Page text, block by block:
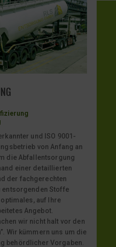
und ISO 9001-
von Anfang an
die Abfallentsorgung
einer detaillierten
der fachgerechten
Stoffe
auf Ihre
Angebot.
wir nicht halt vor den
Wir kümmern uns um die
behördlicher Vorgaben.